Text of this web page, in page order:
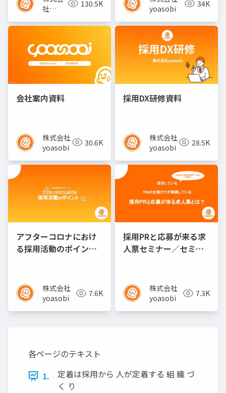
社
130.5K
yoasobi
34K
会社案内資料
株式会社
yoasobi
30.6K
採用DX研修資料
株式会社
yoasobi
28.5K
アフターコロナにおけ
る採用活動のポイント
株式会社
yoasobi
7.6K
採用PRと応募が来る求
人票セミナー／セミナ
株式会社
yoasobi
7.3K
各ページのテキスト
1.
定着は採⽤から ⼈が定着する 組 織 づ
く り